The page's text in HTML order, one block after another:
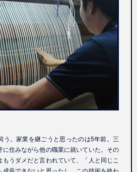
う。家業を継ごうと思ったのは5年前。三
に住みながら他の職業に就いていた。その
うダメだと言われていて、「人と同じこ